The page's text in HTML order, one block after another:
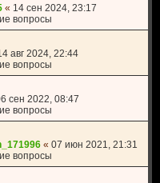
« 14 сен 2024, 23:17
вопросы
авг 2024, 22:44
вопросы
сен 2022, 08:47
вопросы
« 07 июн 2021, 21:31
вопросы